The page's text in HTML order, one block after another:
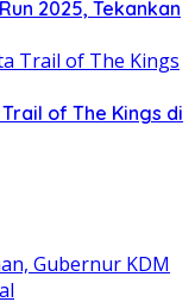
2025, Tekankan
of The Kings di